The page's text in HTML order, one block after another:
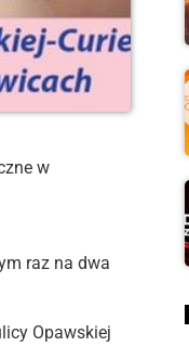
w
raz na dwa
Opawskiej